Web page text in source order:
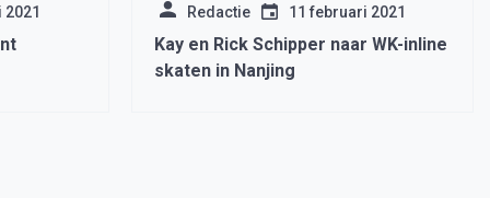
Redactie 11 februari 2021
Kay en Rick Schipper naar WK-inline
skaten in Nanjing